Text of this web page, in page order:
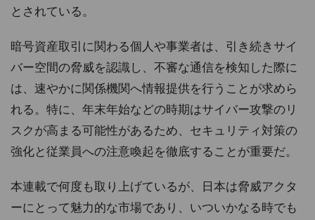
とされている。
暗号資産取引に関わる個人や事業者は、引き続きサイ
バー空間の脅威を認識し、不審な通信を検知した際に
は、速やかに関係機関へ情報提供を行うことが求めら
れる。特に、年末年始などの時期はサイバー攻撃のリ
スクが高まる可能性があるため、セキュリティ対策の
強化と従業員への注意喚起を徹底することが重要だ。
本連載で何度も取り上げているが、日本は脅威アクタ
ーにとって魅力的な市場であり、いついかなる時でも